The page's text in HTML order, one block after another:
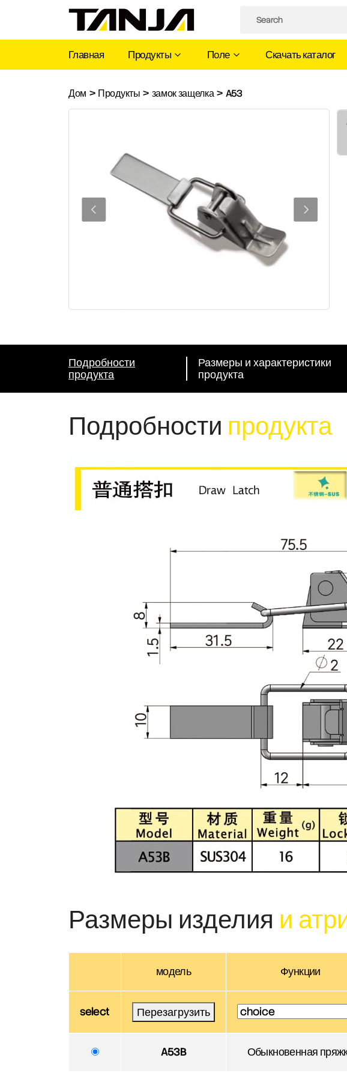
Главная Продукты Поле Скачать каталог
Дом > Продукты > замок защелка > A53
Подробности
продукта
Размеры и характеристики
продукта
Подробности продукта
Размеры изделия и
модель Функции
select Перезагрузить
A53B Обыкновенная